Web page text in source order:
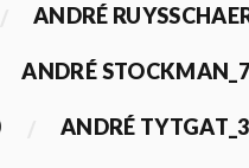
ANDRÉ
ANDRÉ
ANDRÉ